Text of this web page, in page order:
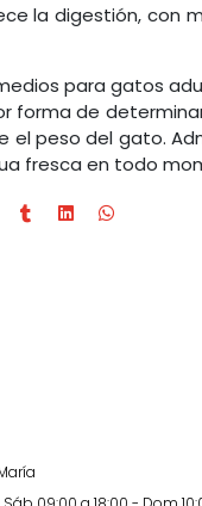
la digestión, con
para gatos
forma de
el peso del gato.
fresca en todo